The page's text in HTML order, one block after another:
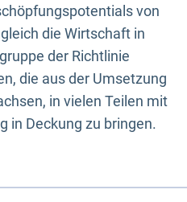
von
die Wirtschaft in
der Richtlinie
die aus der Umsetzung
in vielen Teilen mit
in Deckung zu bringen.